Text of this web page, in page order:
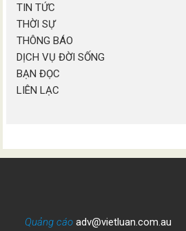
TIN TỨC
THỜI SỰ
THÔNG BÁO
DỊCH VỤ ĐỜI SỐNG
BẠN ĐỌC
LIÊN LẠC
Quảng cáo adv@vietluan.com.au